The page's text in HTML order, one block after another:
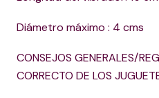
Diámetro máximo : 4 cms
CONSEJOS GENERALES/
CORRECTO DE LOS